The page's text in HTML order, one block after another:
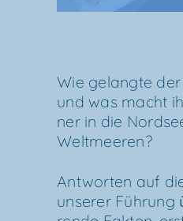
Wie gelang­te
und was macht
ner in die
Weltmeeren?
Ant­wor­ten auf
unse­rer Füh­rung